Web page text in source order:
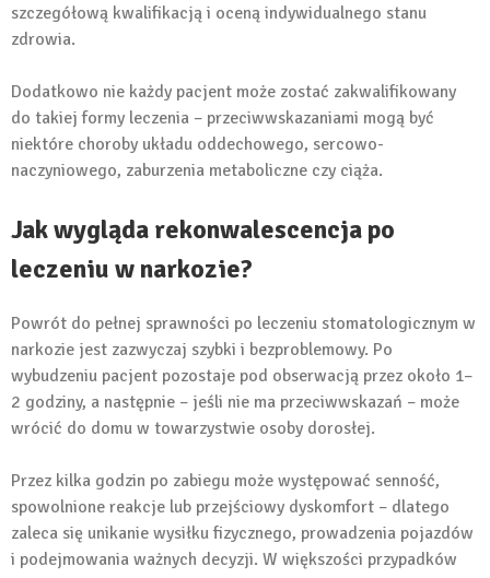
szczegółową kwalifikacją i oceną indywidualnego stanu
zdrowia.
Dodatkowo nie każdy pacjent może zostać zakwalifikowany
do takiej formy leczenia – przeciwwskazaniami mogą być
niektóre choroby układu oddechowego, sercowo-
naczyniowego, zaburzenia metaboliczne czy ciąża.
Jak wygląda rekonwalescencja po
leczeniu w narkozie?
Powrót do pełnej sprawności po leczeniu stomatologicznym w
narkozie jest zazwyczaj szybki i bezproblemowy. Po
wybudzeniu pacjent pozostaje pod obserwacją przez około 1–
2 godziny, a następnie – jeśli nie ma przeciwwskazań – może
wrócić do domu w towarzystwie osoby dorosłej.
Przez kilka godzin po zabiegu może występować senność,
spowolnione reakcje lub przejściowy dyskomfort – dlatego
zaleca się unikanie wysiłku fizycznego, prowadzenia pojazdów
i podejmowania ważnych decyzji. W większości przypadków